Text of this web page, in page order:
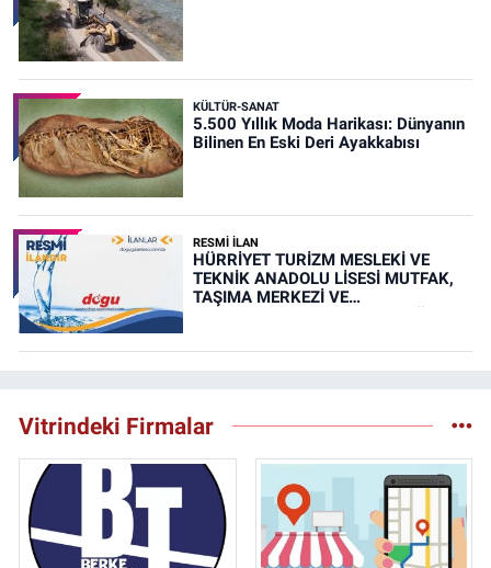
KÜLTÜR-SANAT
5.500 Yıllık Moda Harikası: Dünyanın
Bilinen En Eski Deri Ayakkabısı
RESMİ İLAN
HÜRRİYET TURİZM MESLEKİ VE
TEKNİK ANADOLU LİSESİ MUTFAK,
TAŞIMA MERKEZİ VE
Vitrindeki Firmalar